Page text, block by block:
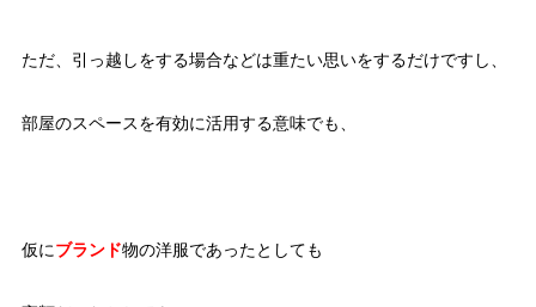
ただ、引っ越しをする場合などは重たい思いをするだけですし、
部屋のスペースを有効に活用する意味でも、
仮にブランド物の洋服であったとしても